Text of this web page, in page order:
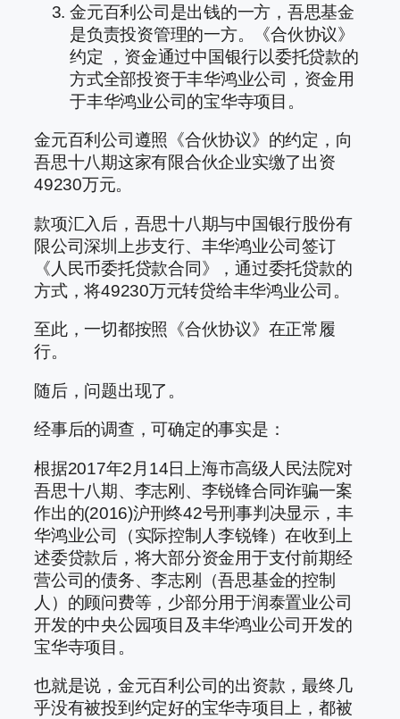
金元百利公司是出钱的一方，吾思基金
是负责投资管理的一方。《合伙协议》
约定 ，资金通过中国银行以委托贷款的
方式全部投资于丰华鸿业公司，资金用
于丰华鸿业公司的宝华寺项目。
金元百利公司遵照《合伙协议》的约定，向
吾思十八期这家有限合伙企业实缴了出资
49230万元。
款项汇入后，吾思十八期与中国银行股份有
限公司深圳上步支行、丰华鸿业公司签订
《人民币委托贷款合同》，通过委托贷款的
方式，将49230万元转贷给丰华鸿业公司。
至此，一切都按照《合伙协议》在正常履
行。
随后，问题出现了。
经事后的调查，可确定的事实是：
根据2017年2月14日上海市高级人民法院对
吾思十八期、李志刚、李锐锋合同诈骗一案
作出的(2016)沪刑终42号刑事判决显示，丰
华鸿业公司（实际控制人李锐锋）在收到上
述委贷款后，将大部分资金用于支付前期经
营公司的债务、李志刚（吾思基金的控制
人）的顾问费等，少部分用于润泰置业公司
开发的中央公园项目及丰华鸿业公司开发的
宝华寺项目。
也就是说，金元百利公司的出资款，最终几
乎没有被投到约定好的宝华寺项目上，都被